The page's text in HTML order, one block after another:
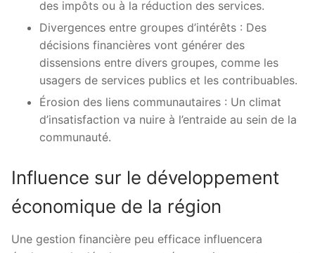
des impôts ou à la réduction des services.
Divergences entre groupes d’intérêts : Des
décisions financières vont générer des
dissensions entre divers groupes, comme les
usagers de services publics et les contribuables.
Érosion des liens communautaires : Un climat
d’insatisfaction va nuire à l’entraide au sein de la
communauté.
Influence sur le développement
économique de la région
Une gestion financière peu efficace influencera